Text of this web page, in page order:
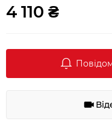
4 110 ₴